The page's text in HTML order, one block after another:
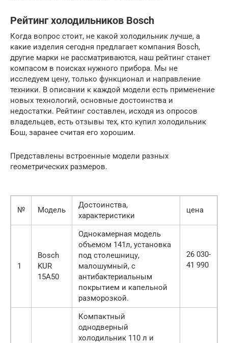
Рейтинг холодильников Bosch
Когда вопрос стоит, не какой холодильник лучше, а
какие изделия сегодня предлагает компания Bosch,
другие марки не рассматриваются, наш рейтинг станет
компасом в поисках нужного прибора. Мы не
исследуем цену, только функционал и направление
техники. В описании к каждой модели есть применение
новых технологий, основные достоинства и
недостатки. Рейтинг составлен, исходя из опросов
владельцев, есть отзывы тех, кто купил холодильник
Бош, заранее считая его хорошим.
Представлены встроенные модели разных
геометрических размеров.
№ Модель
Достоинства,
характеристики
цена
1
Bosch
KUR
15A50
Однокамерная модель
объемом 141л, установка
под столешницу,
малошумный, с
антибактериальным
покрытием и капельной
разморозкой.
26 030-
41 990
Компактный
однодверный
холодильник 110 л и